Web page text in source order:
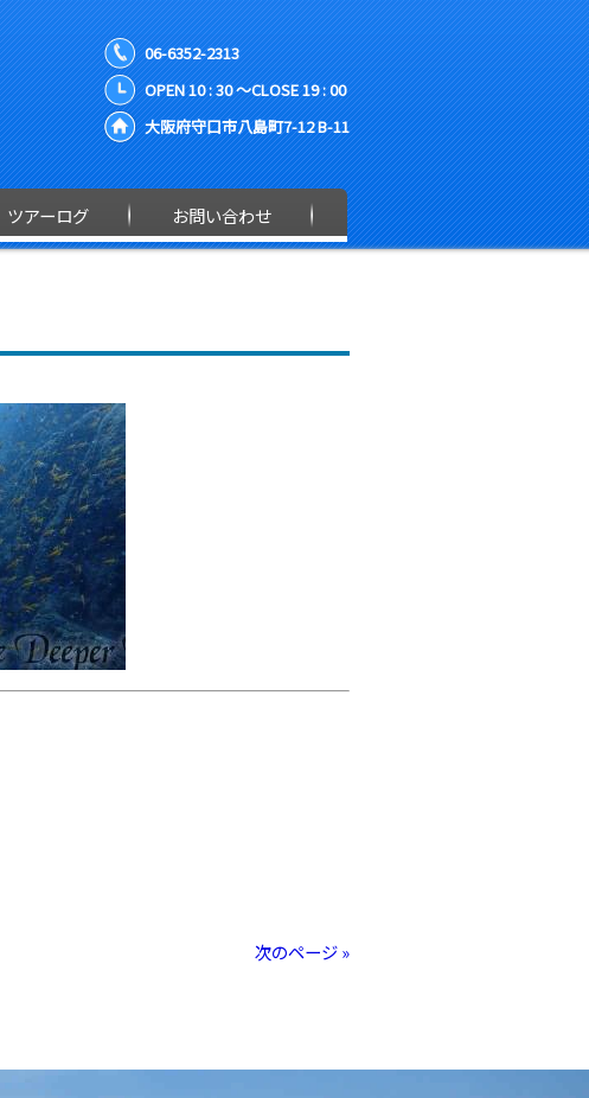
06-6352-2313
OPEN 10 : 30 ～CLOSE 19 : 00
大阪府守口市八島町7-12 B-11
ツアーログ お問い合わせ
次のページ »